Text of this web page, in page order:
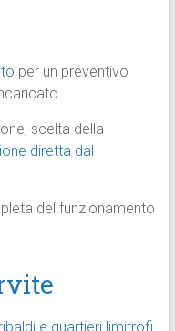
per un preventivo
scelta della
diretta dal
del funzionamento
e quartieri limitrofi